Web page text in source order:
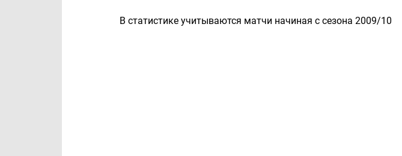
В статистике учитываются матчи начиная с сезона 2009/10